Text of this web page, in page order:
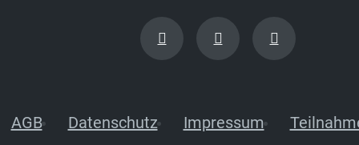
AGB Datenschutz Impressum